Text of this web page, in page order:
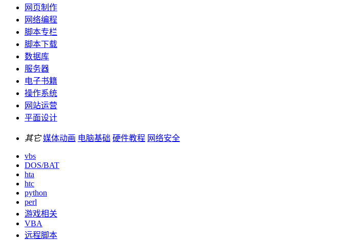
网页制作
网络编程
脚本专栏
脚本下载
数据库
服务器
电子书籍
操作系统
网站运营
平面设计
其它 媒体动画 电脑基础 硬件教程 网络安全
vbs
DOS/BAT
hta
htc
python
perl
游戏相关
VBA
远程脚本